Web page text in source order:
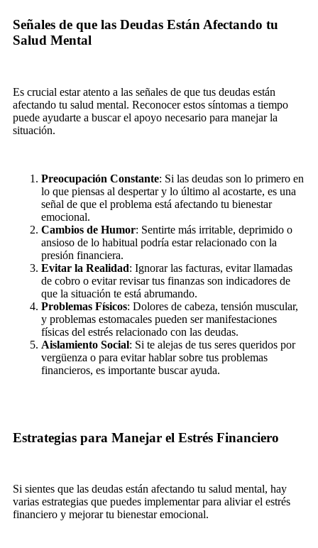
Señales de que las Deudas Están Afectando tu
Salud Mental
Es crucial estar atento a las señales de que tus deudas están
afectando tu salud mental. Reconocer estos síntomas a tiempo
puede ayudarte a buscar el apoyo necesario para manejar la
situación.
Preocupación Constante: Si las deudas son lo primero en
lo que piensas al despertar y lo último al acostarte, es una
señal de que el problema está afectando tu bienestar
emocional.
Cambios de Humor: Sentirte más irritable, deprimido o
ansioso de lo habitual podría estar relacionado con la
presión financiera.
Evitar la Realidad: Ignorar las facturas, evitar llamadas
de cobro o evitar revisar tus finanzas son indicadores de
que la situación te está abrumando.
Problemas Físicos: Dolores de cabeza, tensión muscular,
y problemas estomacales pueden ser manifestaciones
físicas del estrés relacionado con las deudas.
Aislamiento Social: Si te alejas de tus seres queridos por
vergüenza o para evitar hablar sobre tus problemas
financieros, es importante buscar ayuda.
Estrategias para Manejar el Estrés Financiero
Si sientes que las deudas están afectando tu salud mental, hay
varias estrategias que puedes implementar para aliviar el estrés
financiero y mejorar tu bienestar emocional.